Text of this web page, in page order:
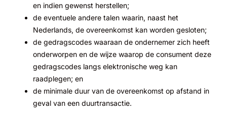
en indien gewenst herstellen;
de eventuele andere talen waarin, naast het
Nederlands, de overeenkomst kan worden gesloten;
de gedragscodes waaraan de ondernemer zich heeft
onderworpen en de wijze waarop de consument deze
gedragscodes langs elektronische weg kan
raadplegen; en
de minimale duur van de overeenkomst op afstand in
geval van een duurtransactie.